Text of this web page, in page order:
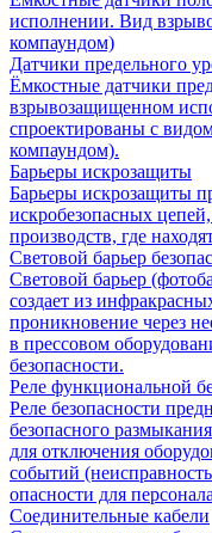
исполнении. Вид
компаундом)
Датчики предельного
Ёмкостные датчики
взрывозащищенном
спроектированы с
компаундом).
Барьеры искрозащиты
Барьеры искрозащиты
искробезопасных
производств, где
Световой барьер
Световой барьер
создает из
проникновение через
в прессовом
безопасности.
Реле функциональной
Реле безопасности
безопасного
для отключения
событий
опасности для
Соединительные кабели